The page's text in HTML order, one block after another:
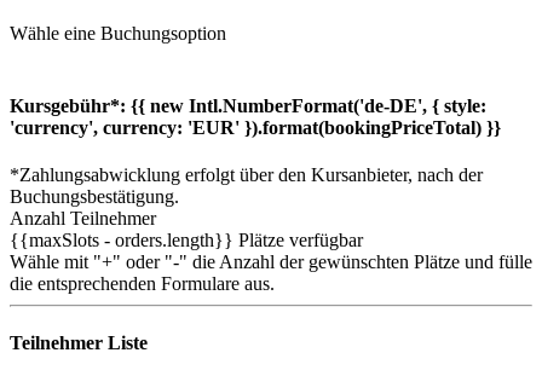
Wähle eine Buchungsoption
Kursgebühr*: {{ new Intl.NumberFormat('de-DE', { style:
'currency', currency: 'EUR' }).format(bookingPriceTotal) }}
*Zahlungsabwicklung erfolgt über den Kursanbieter, nach der
Buchungsbestätigung.
Anzahl Teilnehmer
{{maxSlots - orders.length}} Plätze verfügbar
Wähle mit "+" oder "-" die Anzahl der gewünschten Plätze und fülle
die entsprechenden Formulare aus.
Teilnehmer Liste